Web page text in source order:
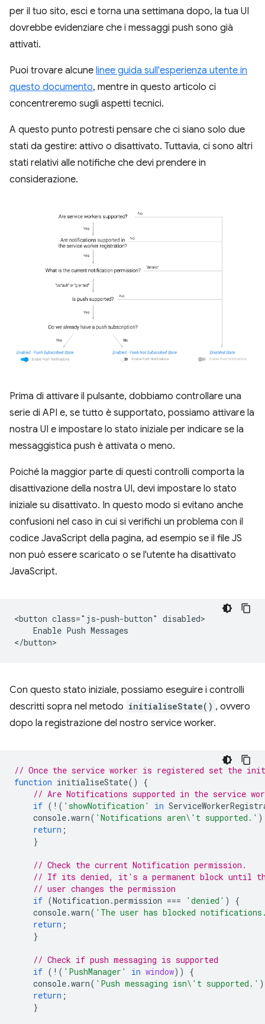
per il tuo sito, esci e torna una settimana dopo, la tua UI
dovrebbe evidenziare che i messaggi push sono già
attivati.
Puoi trovare alcune linee guida sull'esperienza utente in
questo documento, mentre in questo articolo ci
concentreremo sugli aspetti tecnici.
A questo punto potresti pensare che ci siano solo due
stati da gestire: attivo o disattivato. Tuttavia, ci sono altri
stati relativi alle notifiche che devi prendere in
considerazione.
Prima di attivare il pulsante, dobbiamo controllare una
serie di API e, se tutto è supportato, possiamo attivare la
nostra UI e impostare lo stato iniziale per indicare se la
messaggistica push è attivata o meno.
Poiché la maggior parte di questi controlli comporta la
disattivazione della nostra UI, devi impostare lo stato
iniziale su disattivato. In questo modo si evitano anche
confusioni nel caso in cui si verifichi un problema con il
codice JavaScript della pagina, ad esempio se il file JS
non può essere scaricato o se l'utente ha disattivato
JavaScript.
<button class="js-push-button" disabled>
    Enable Push Messages
Con questo stato iniziale, possiamo eseguire i controlli
descritti sopra nel metodo initialiseState() , ovvero
dopo la registrazione del nostro service worker.
// Once the service worker is registered set the
function initialiseState()
{
// Are Notifications supported in the service
if ( ! ( 'showNotification' in
console.warn( 'Notifications aren\'t supported.'
return ;
}
// Check the current Notification permission.
// If its denied, it's a permanent block until
// user changes the permission
if (Notification .permission === 'denied' )
{
console.warn( 'The user has blocked
return ;
}
// Check if push messaging is supported
if ( ! ( 'PushManager' in window))
{
console.warn( 'Push messaging isn\'t supported.'
return ;
}